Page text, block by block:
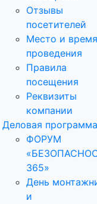
Отзывы
посетителей
Место и время
проведения
Правила
посещения
Реквизиты
компании
Деловая программа
ФОРУМ
365»
День
и